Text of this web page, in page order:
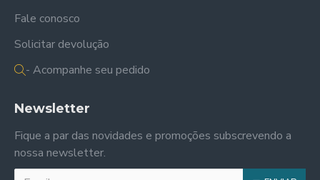
Fale conosco
Solicitar devolução
- Acompanhe seu pedido
Newsletter
Fique a par das novidades e promoções subscrevendo a
nossa newsletter.